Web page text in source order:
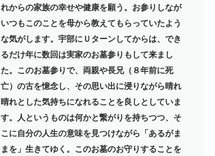
れからの家族の幸せや健康を願う。お参りしなが
いつもこのことを母から教えてもらっていたよう
な気がします。宇部にＵターンしてからは、でき
るだけ年に数回は実家のお墓参りもして来まし
た。このお墓参りで、両親や長兄（８年前に死
亡）の古を憶念し、その思い出に浸りながら晴れ
晴れとした気持ちになれることを良しとしていま
す。人というものは何かと繋がりを持ちつつ、そ
こに自分の人生の意味を見つけながら「あるがま
まを」生きてゆく。このお墓のお守りすることを